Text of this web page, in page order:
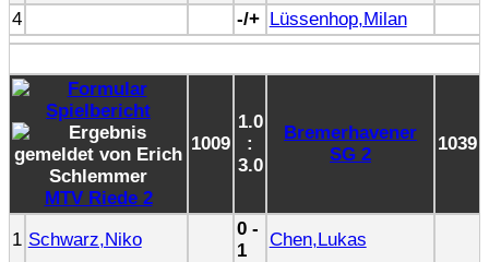
4
-/+ Lüssenhop,Milan
MTV Riede 2
1009
1.0
:
3.0
Bremerhavener
SG 2
1039
1 Schwarz,Niko
0 -
1
Chen,Lukas